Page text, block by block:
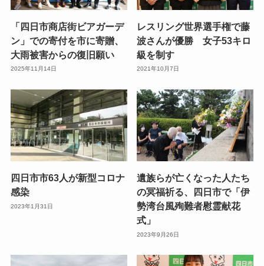
「四日市商店街ビアガーデ
ン」での寄付を市に寄贈、
大雨被害からの復旧願い
2025年11月14日
レスリング世界選手権で藤
波さんが優勝 女子53キロ
級を制す
2021年10月7日
四日市市63人が新型コロナ
感染
2023年1月31日
遺族らが亡くなった人たち
の冥福祈る、四日市で「伊
勢湾台風殉難者慰霊献花
式」
2023年9月26日